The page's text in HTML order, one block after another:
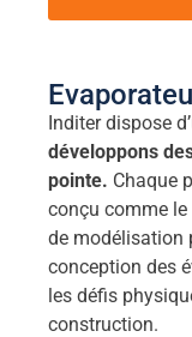
Inditer dispose
développons
pointe. Chaque
conçu comme
de modélisation
conception des
les défis
construction.